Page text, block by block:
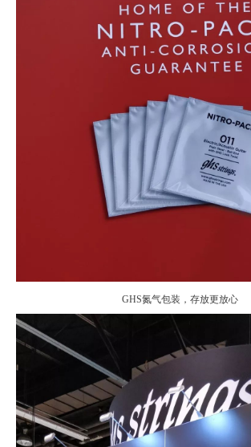
GHS氮气包装，存放更放心